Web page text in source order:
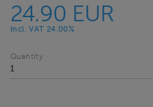
24.90 EUR
Incl. VAT 24.00%
Quantity